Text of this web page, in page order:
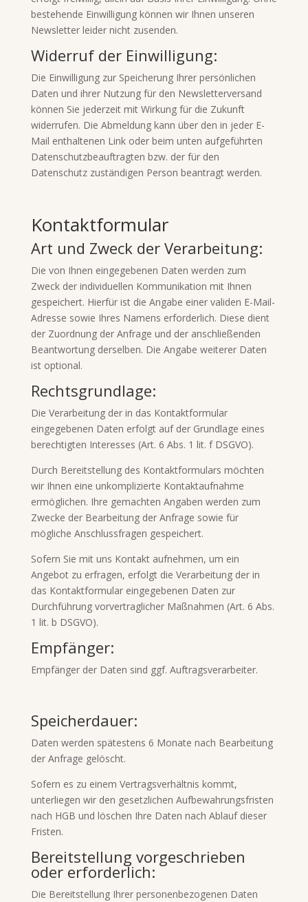
bestehende Einwilligung können wir Ihnen unseren
Newsletter leider nicht zusenden.
Widerruf der Einwilligung:
Die Einwilligung zur Speicherung Ihrer persönlichen
Daten und ihrer Nutzung für den Newsletterversand
können Sie jederzeit mit Wirkung für die Zukunft
widerrufen. Die Abmeldung kann über den in jeder E-
Mail enthaltenen Link oder beim unten aufgeführten
Datenschutzbeauftragten bzw. der für den
Datenschutz zuständigen Person beantragt werden.
Kontaktformular
Art und Zweck der Verarbeitung:
Die von Ihnen eingegebenen Daten werden zum
Zweck der individuellen Kommunikation mit Ihnen
gespeichert. Hierfür ist die Angabe einer validen E-Mail-
Adresse sowie Ihres Namens erforderlich. Diese dient
der Zuordnung der Anfrage und der anschließenden
Beantwortung derselben. Die Angabe weiterer Daten
ist optional.
Rechtsgrundlage:
Die Verarbeitung der in das Kontaktformular
eingegebenen Daten erfolgt auf der Grundlage eines
berechtigten Interesses (Art. 6 Abs. 1 lit. f DSGVO).
Durch Bereitstellung des Kontaktformulars möchten
wir Ihnen eine unkomplizierte Kontaktaufnahme
ermöglichen. Ihre gemachten Angaben werden zum
Zwecke der Bearbeitung der Anfrage sowie für
mögliche Anschlussfragen gespeichert.
Sofern Sie mit uns Kontakt aufnehmen, um ein
Angebot zu erfragen, erfolgt die Verarbeitung der in
das Kontaktformular eingegebenen Daten zur
Durchführung vorvertraglicher Maßnahmen (Art. 6 Abs.
1 lit. b DSGVO).
Empfänger:
Empfänger der Daten sind ggf. Auftragsverarbeiter.
Speicherdauer:
Daten werden spätestens 6 Monate nach Bearbeitung
der Anfrage gelöscht.
Sofern es zu einem Vertragsverhältnis kommt,
unterliegen wir den gesetzlichen Aufbewahrungsfristen
nach HGB und löschen Ihre Daten nach Ablauf dieser
Fristen.
Bereitstellung vorgeschrieben
oder erforderlich:
Die Bereitstellung Ihrer personenbezogenen Daten